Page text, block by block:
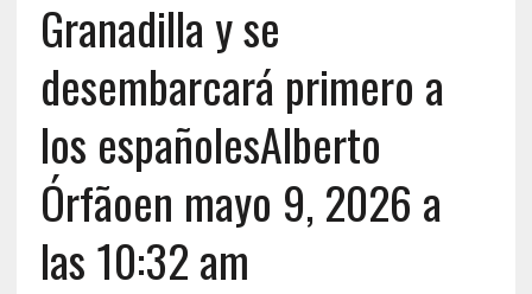
Granadilla y se
desembarcará primero a
los españolesAlberto
Órfãoen mayo 9, 2026 a
las 10:32 am